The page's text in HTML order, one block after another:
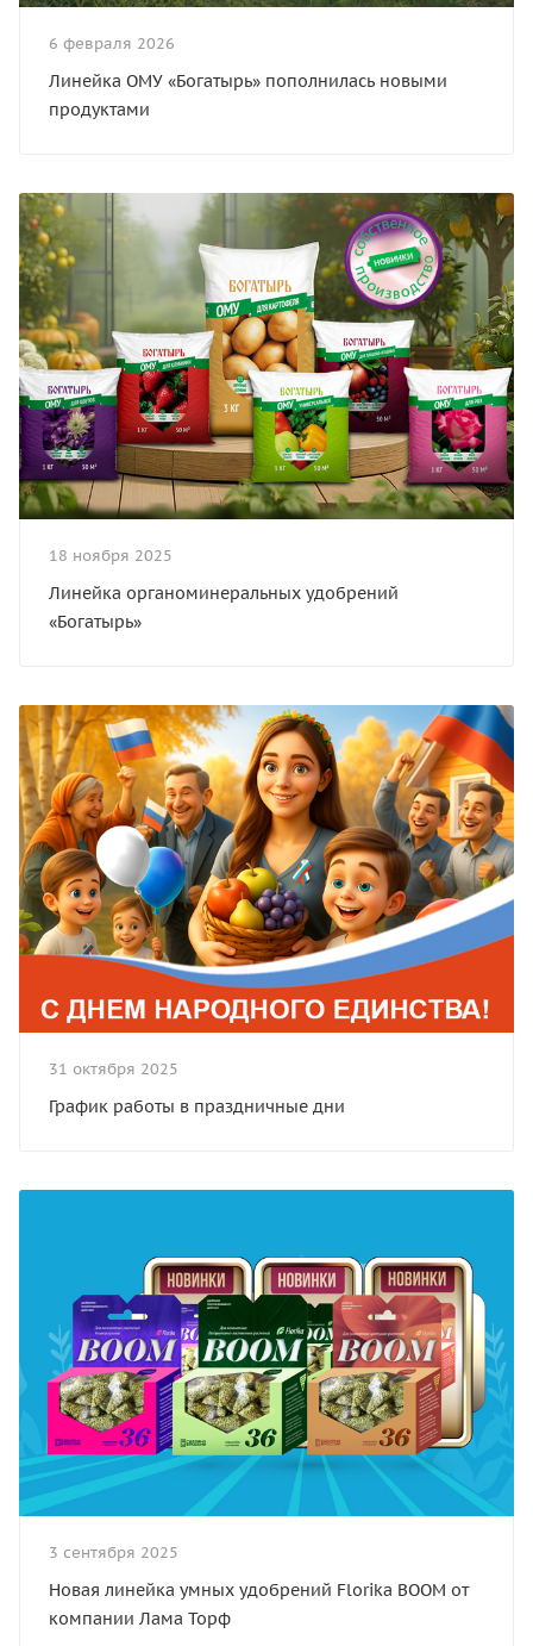
6 февраля 2026
Линейка ОМУ «Богатырь» пополнилась новыми
продуктами
18 ноября 2025
Линейка органоминеральных удобрений
«Богатырь»
31 октября 2025
График работы в праздничные дни
3 сентября 2025
Новая линейка умных удобрений Florika BOOM от
компании Лама Торф